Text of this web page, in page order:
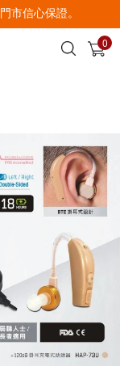
市信心保證。
0
查看